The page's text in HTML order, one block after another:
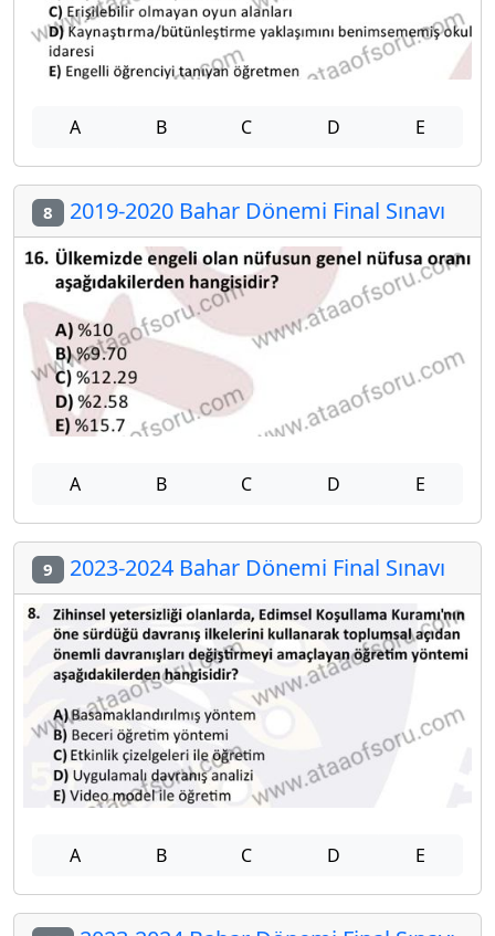
A B C D E
8 2019-2020 Bahar Dönemi Final Sınavı
A B C D E
9 2023-2024 Bahar Dönemi Final Sınavı
A B C D E